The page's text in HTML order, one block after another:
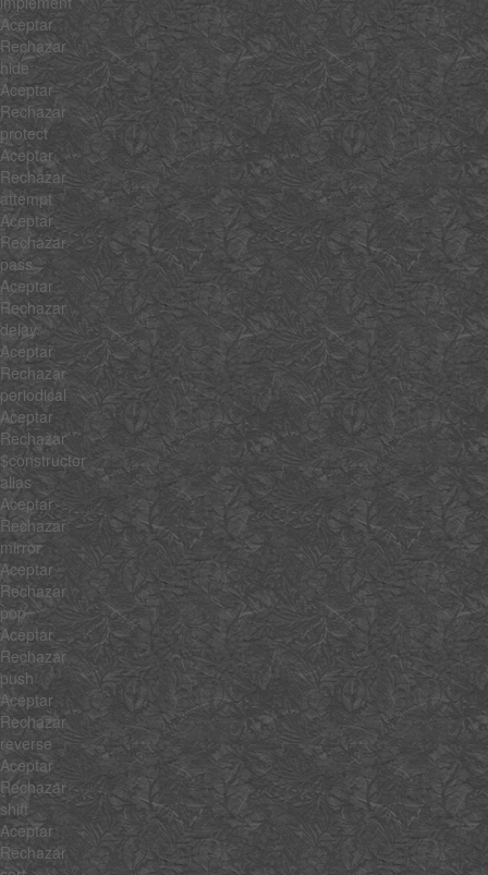
Aceptar
Rechazar
hide
Aceptar
Rechazar
protect
Aceptar
Rechazar
attempt
Aceptar
Rechazar
pass
Aceptar
Rechazar
delay
Aceptar
Rechazar
periodical
Aceptar
Rechazar
$constructor
alias
Aceptar
Rechazar
mirror
Aceptar
Rechazar
pop
Aceptar
Rechazar
push
Aceptar
Rechazar
reverse
Aceptar
Rechazar
shift
Aceptar
Rechazar